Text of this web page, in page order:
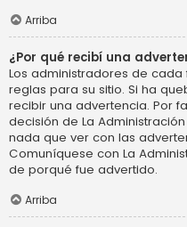
Arriba
¿Por qué recibí una
Los administradores de
reglas para su sitio. Si ha
recibir una advertencia. Por
decisión de La
nada que ver con las
Comuníquese con La
de porqué fue advertido.
Arriba